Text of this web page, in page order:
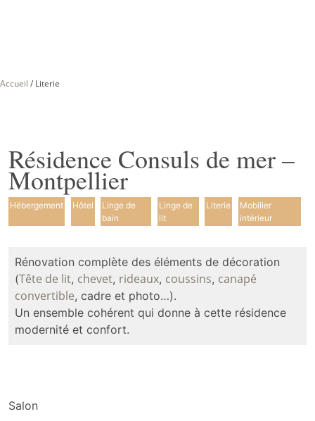
Accueil / Literie
Résidence Consuls de mer –
Montpellier
Hébergement Hôtel
Linge de
bain
Linge de
lit
Literie
Mobilier
intérieur
Rénovation complète des éléments de décoration
(Tête de lit, chevet, rideaux, coussins, canapé
convertible, cadre et photo…).
Un ensemble cohérent qui donne à cette résidence
modernité et confort.
Salon